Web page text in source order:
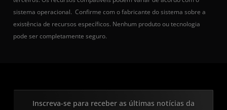
sistema operacional. Confirme com o fabricante do sistema sobre a
existência de recursos específicos. Nenhum produto ou tecnologia
pode ser completamente seguro.
Inscreva-se para receber as últimas notícias da